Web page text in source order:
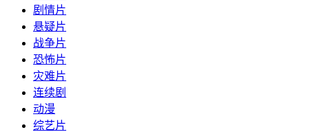
剧情片
悬疑片
战争片
恐怖片
灾难片
连续剧
动漫
综艺片